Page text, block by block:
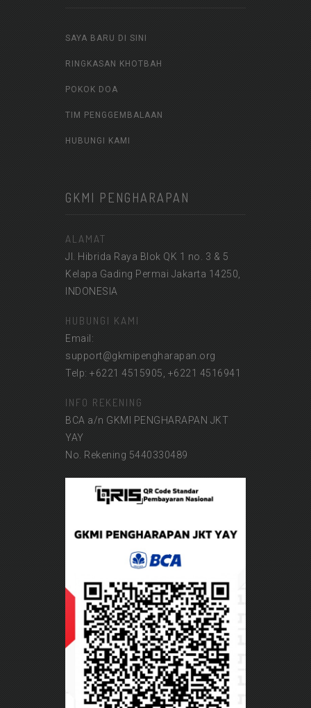
SAYA BARU DI SINI
RINGKASAN KHOTBAH
POKOK DOA
TIM PENGGEMBALAAN
HUBUNGI KAMI
GKMI PENGHARAPAN
ALAMAT
Jl. Hibrida Raya Blok QK 1 no. 3 & 5
Kelapa Gading Permai Jakarta 14250,
INDONESIA
HUBUNGI KAMI
Email:
support@gkmipengharapan.org
Telp: +6221 4515905, +6221 4516941
INFO REKENING
BCA a/n GKMI PENGHARAPAN JKT
YAY
No. Rekening 5440330489